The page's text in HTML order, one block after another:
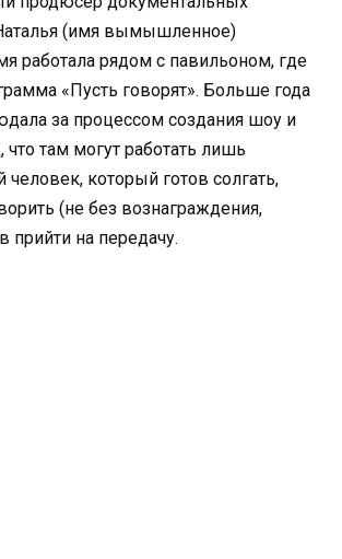
(имя вымышленное)
работала рядом с павильоном, где
«Пусть говорят». Больше года
за процессом создания шоу и
там могут работать лишь
который готов солгать,
(не без вознаграждения,
прийти на передачу.